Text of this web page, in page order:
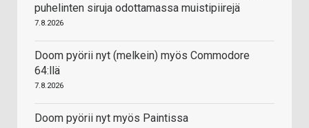
puhelinten siruja odottamassa muistipiirejä
7.8.2026
Doom pyörii nyt (melkein) myös Commodore
64:llä
7.8.2026
Doom pyörii nyt myös Paintissa